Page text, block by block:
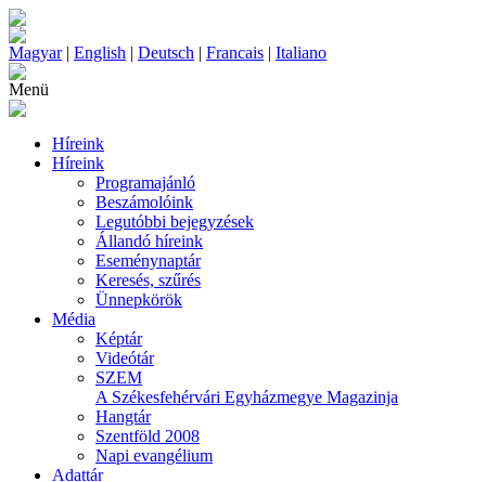
Magyar| English | Deutsch | Francais | Italiano
Menü
Híreink
Híreink
Programajánló
Beszámolóink
Legutóbbi bejegyzések
Állandó híreink
Eseménynaptár
Keresés, szűrés
Ünnepkörök
Média
Képtár
Videótár
SZEM
A Székesfehérvári Egyházmegye Magazinja
Hangtár
Szentföld 2008
Napi evangélium
Adattár